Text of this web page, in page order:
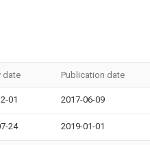
date Publication date
01 2017-06-09
24 2019-01-01